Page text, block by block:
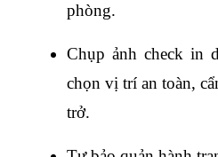
phòng.
Chụp ảnh check in
chọn vị trí an toàn,
trở.